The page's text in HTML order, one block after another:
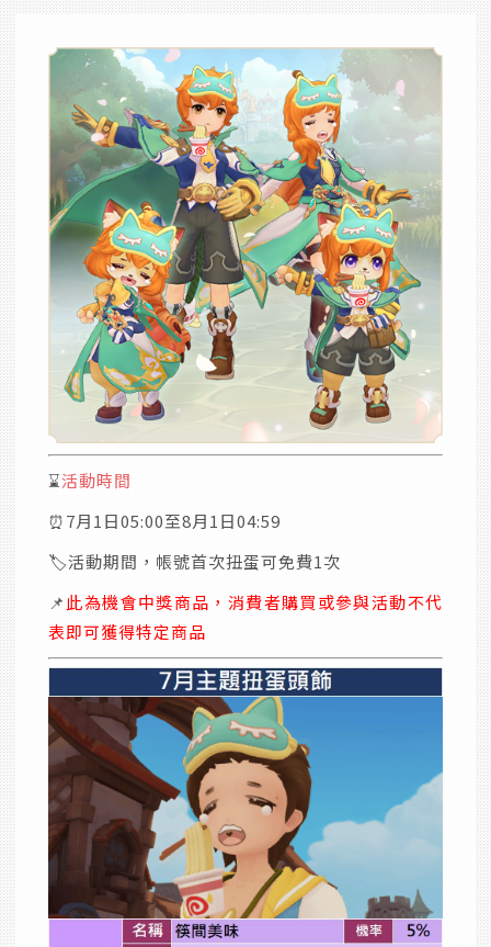
⌛活動時間
⏰7月1日05:00至8月1日04:59
🏷️活動期間，帳號首次扭蛋可免費1次
📌此為機會中獎商品，消費者購買或參與活動不代
表即可獲得特定商品